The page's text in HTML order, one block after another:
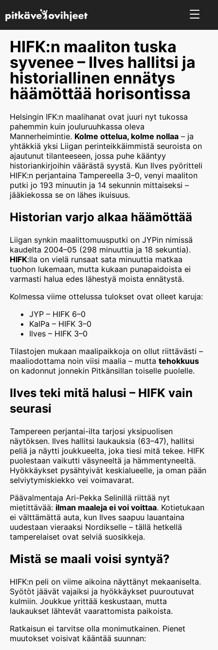
HIFK:n maaliton tuska
syvenee – Ilves hallitsi ja
historiallinen ennätys
häämöttää horisontissa
Helsingin IFK:n maalihanat ovat juuri nyt tukossa
pahemmin kuin jouluruuhkassa oleva
Mannerheimintie. Kolme ottelua, kolme nollaa – ja
yhtäkkiä yksi Liigan perinteikkäimmistä seuroista on
ajautunut tilanteeseen, jossa puhe kääntyy
historiankirjoihin väärästä syystä. Kun Ilves pyöritteli
HIFK:n perjantaina Tampereella 3–0, venyi maaliton
putki jo 193 minuutin ja 14 sekunnin mittaiseksi –
jääkiekossa se on lähes ikuisuus.
Historian varjo alkaa häämöttää
Liigan synkin maalittomuusputki on JYPin nimissä
kaudelta 2004–05 (298 minuuttia ja 18 sekuntia).
HIFK:lla on vielä runsaat sata minuuttia matkaa
tuohon lukemaan, mutta kukaan punapaidoista ei
varmasti halua edes lähestyä moista ennätystä.
Kolmessa viime ottelussa tulokset ovat olleet karuja:
JYP – HIFK 6–0
KalPa – HIFK 3–0
Ilves – HIFK 3–0
Tilastojen mukaan maalipaikkoja on ollut riittävästi –
maaliodottama noin viisi maalia – mutta tehokkuus
on kadonnut jonnekin Pitkänsillan toiselle puolelle.
Ilves teki mitä halusi – HIFK vain
seurasi
Tampereen perjantai-ilta tarjosi yksipuolisen
näytöksen. Ilves hallitsi laukauksia (63–47), hallitsi
peliä ja näytti joukkueelta, joka tiesi mitä tekee. HIFK
puolestaan vaikutti väsyneeltä ja hämmentyneeltä.
Hyökkäykset pysähtyivät keskialueelle, ja oman pään
selviytymiskiekko vei voimavarat.
Päävalmentaja Ari-Pekka Selinillä riittää nyt
mietittävää: ilman maaleja ei voi voittaa. Kotietukaan
ei välttämättä auta, kun Ilves saapuu lauantaina
uudestaan vieraaksi Nordikselle – tällä hetkellä
tamperelaiset ovat selviä suosikkeja.
Mistä se maali voisi syntyä?
HIFK:n peli on viime aikoina näyttänyt mekaaniselta.
Syötöt jäävät vajaiksi ja hyökkäykset puuroutuvat
kulmiin. Joukkue yrittää keskustaan, mutta
laukaukset lähtevät vaarattomista paikoista.
Ratkaisun ei tarvitse olla monimutkainen. Pienet
muutokset voisivat kääntää suunnan: